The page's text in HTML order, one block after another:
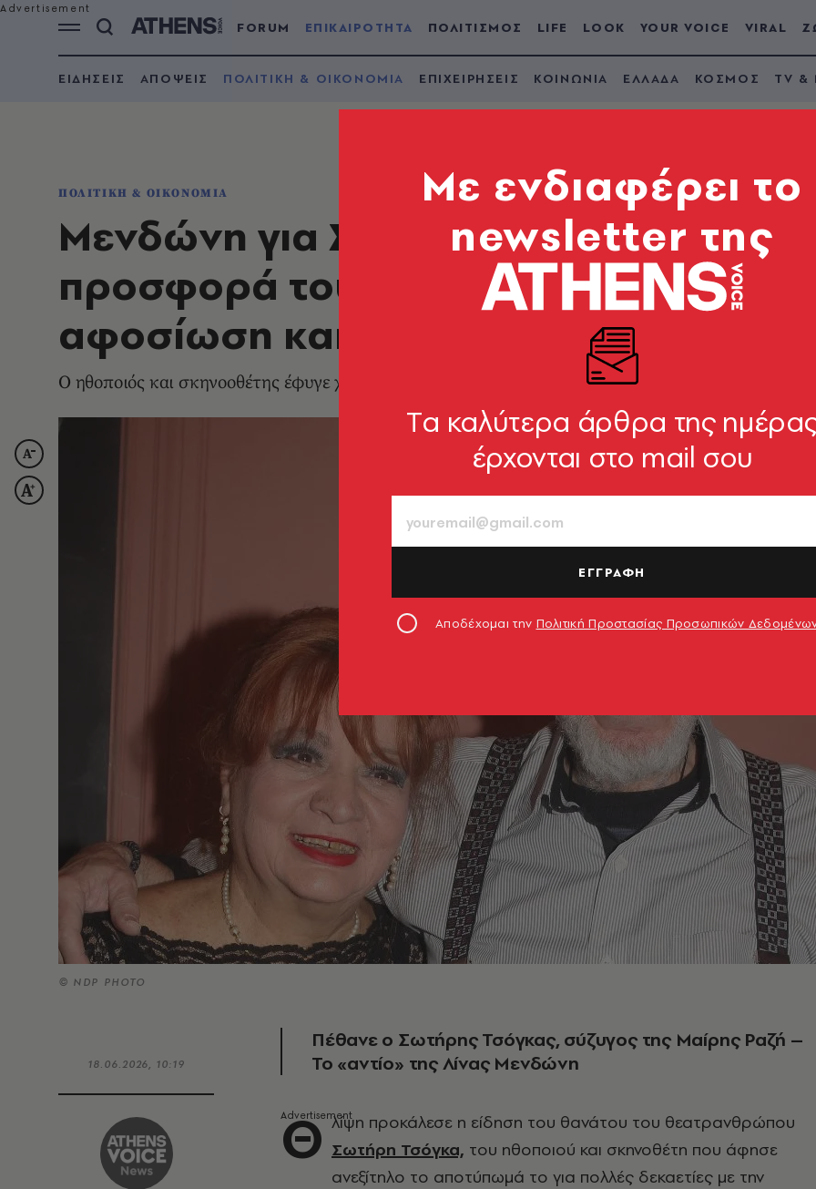
FORUM ΕΠΙΚΑΙΡΟΤΗΤΑ ΠΟΛΙΤΙΣΜΟΣ LIFE LOOK YOUR VOICE VIRAL
ΕΙΔΗΣΕΙΣ ΑΠΟΨΕΙΣ ΠΟΛΙΤΙΚΗ & ΟΙΚΟΝΟΜΙΑ ΕΠΙΧΕΙΡΗΣΕΙΣ ΚΟΙΝΩΝΙΑ ΕΛΛΑΔΑ ΚΟΣΜΟΣ TV &
ΠΟΛΙΤΙΚΗ & ΟΙΚΟΝΟΜΙΑ
Μενδώνη για Σωτήρη Τσόγκα:
προσφορά του στο θέατρο με την
αφοσίωση και την αδιάλειπτη
Ο ηθοποιός και σκηνοοθέτης έφυγε χθες ξαφνικά από τη ζωή
© NDP PHOTO
18.06.2026, 10:19
Πέθανε ο Σωτήρης Τσόγκας, σύζυγος της Μαίρης Ραζή –
Το «αντίο» της Λίνας Μενδώνη
Θ λίψη προκάλεσε η είδηση του θανάτου του θεατρανθρώπου
Σωτήρη Τσόγκα, του ηθοποιού και σκηνοθέτη που άφησε
ανεξίτηλο το αποτύπωμά το για πολλές δεκαετίες με την
Mε ενδιαφέρει το
newsletter της
Tα καλύτερα άρθρα της
έρχονται στο mail σου
ΕΓΓΡΑΦΗ
Αποδέχομαι την Πολιτική Προστασίας Προσωπικών